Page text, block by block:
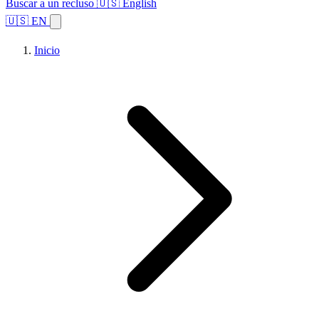
Buscar a un recluso 🇺🇸 English
🇺🇸 EN
Inicio